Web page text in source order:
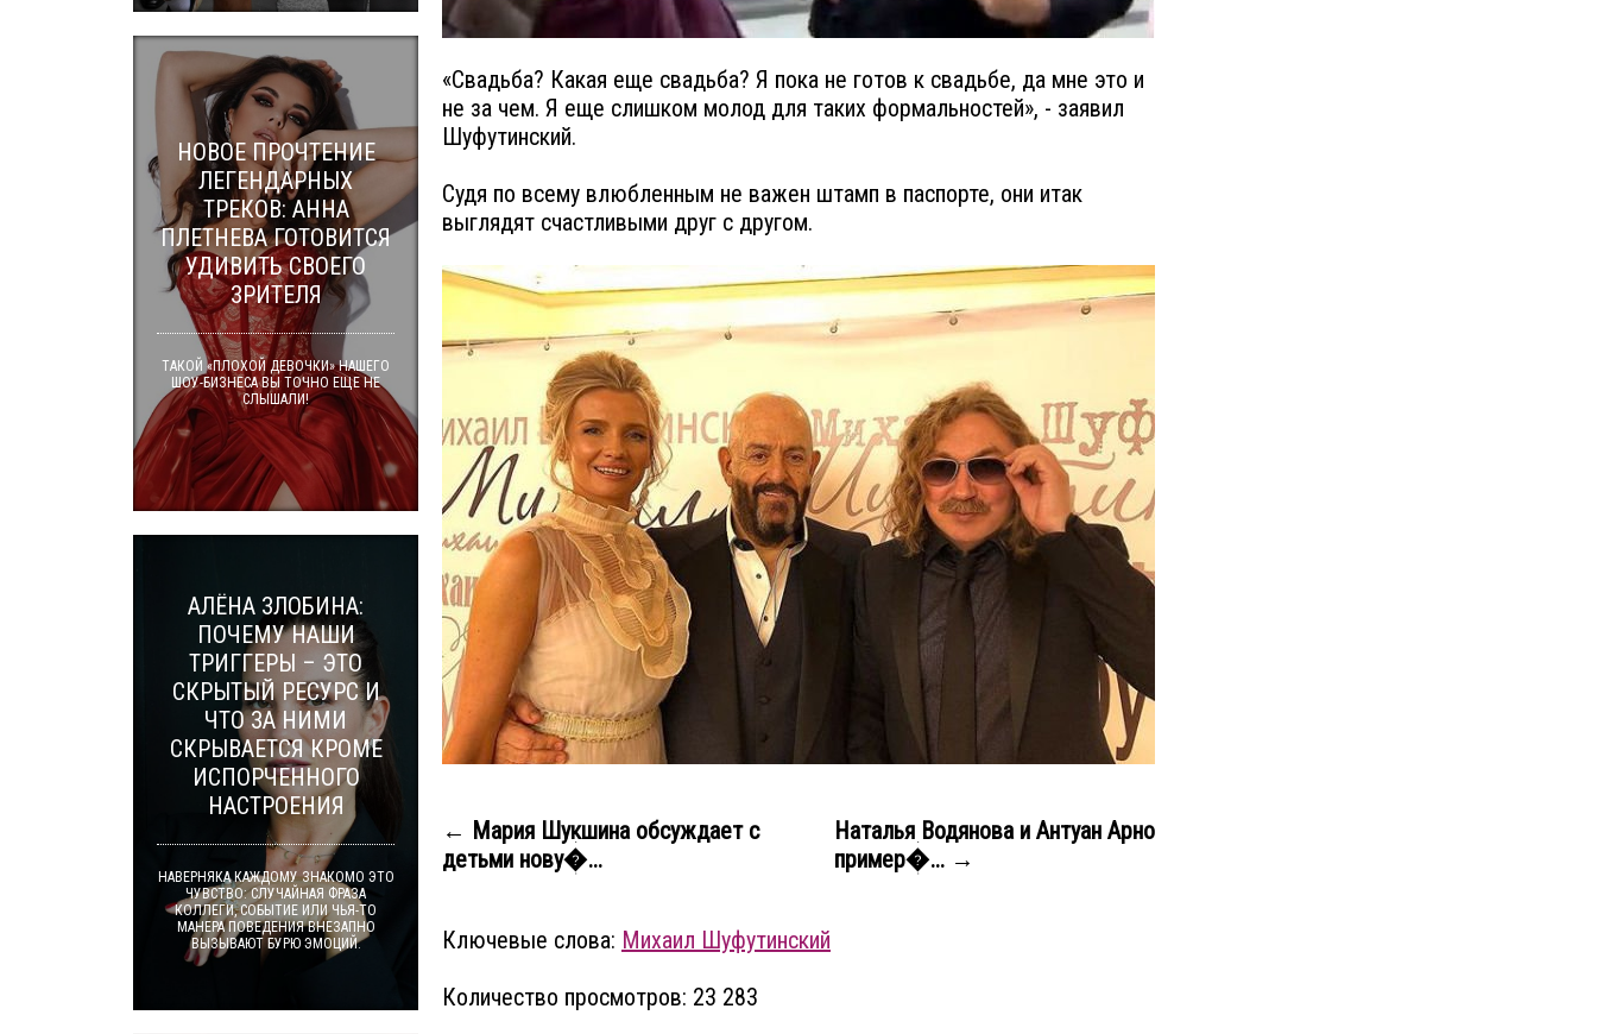
«Свадьба? Какая еще свадьба? Я пока не готов к свадьбе, да мне это и
не за чем. Я еще слишком молод для таких формальностей», - заявил
Шуфутинский.
Судя по всему влюбленным не важен штамп в паспорте, они итак
выглядят счастливыми друг с другом.
← Мария Шукшина обсуждает с
детьми нову�...
Наталья Водянова и Антуан Арно
пример�... →
Ключевые слова: Михаил Шуфутинский
Количество просмотров: 23 283
НОВОЕ ПРОЧТЕНИЕ
ЛЕГЕНДАРНЫХ
ТРЕКОВ: АННА
ПЛЕТНЕВА ГОТОВИТСЯ
УДИВИТЬ СВОЕГО
ЗРИТЕЛЯ
ТАКОЙ «ПЛОХОЙ ДЕВОЧКИ» НАШЕГО
ШОУ-БИЗНЕСА ВЫ ТОЧНО ЕЩЕ НЕ
СЛЫШАЛИ!
АЛЁНА ЗЛОБИНА:
ПОЧЕМУ НАШИ
ТРИГГЕРЫ – ЭТО
СКРЫТЫЙ РЕСУРС И
ЧТО ЗА НИМИ
СКРЫВАЕТСЯ КРОМЕ
ИСПОРЧЕННОГО
НАСТРОЕНИЯ
НАВЕРНЯКА КАЖДОМУ ЗНАКОМО ЭТО
ЧУВСТВО: СЛУЧАЙНАЯ ФРАЗА
КОЛЛЕГИ, СОБЫТИЕ ИЛИ ЧЬЯ-ТО
МАНЕРА ПОВЕДЕНИЯ ВНЕЗАПНО
ВЫЗЫВАЮТ БУРЮ ЭМОЦИЙ.